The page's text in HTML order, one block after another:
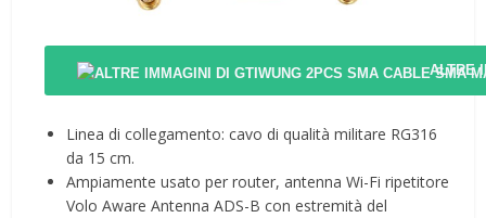
ALTRE
Linea di collegamento: cavo di qualità militare RG316
da 15 cm.
Ampiamente usato per router, antenna Wi-Fi ripetitore
Volo Aware Antenna ADS-B con estremità del